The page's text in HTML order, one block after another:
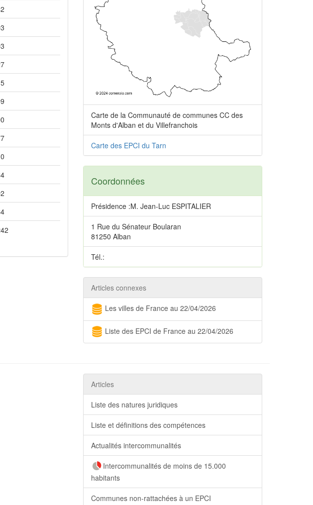
Carte de la Communauté de communes CC des
Monts d'Alban et du Villefranchois
Carte des EPCI du Tarn
Coordonnées
Présidence :M. Jean-Luc ESPITALIER
1 Rue du Sénateur Boularan
81250 Alban
Tél.:
Articles connexes
Les villes de France au 22/04/2026
Liste des EPCI de France au 22/04/2026
Articles
Liste des natures juridiques
Liste et définitions des compétences
Actualités intercommunalités
Intercommunalités de moins de 15.000
habitants
Communes non-rattachées à un EPCI